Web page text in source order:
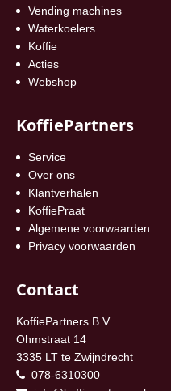
Vending machines
Waterkoelers
Koffie
Acties
Webshop
KoffiePartners
Service
Over ons
Klantverhalen
KoffiePraat
Algemene voorwaarden
Privacy voorwaarden
Contact
KoffiePartners B.V.
Ohmstraat 14
3335 LT te Zwijndrecht
078-6310300